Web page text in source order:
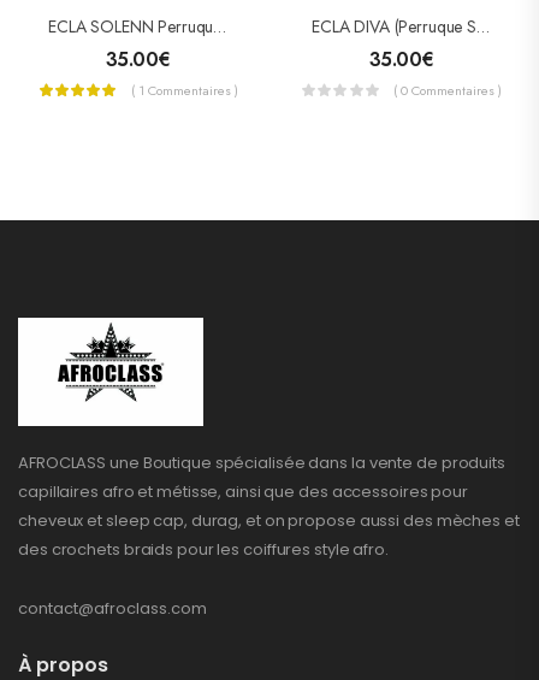
ECLA SOLENN Perruque Semi-Naturelle
35.00€
( 1 Commentaires )
ECLA DIVA (Perruque Semi-Naturelle)
35.00€
( 0 Commentaires )
AFROCLASS une Boutique spécialisée dans la vente de produits
capillaires afro et métisse, ainsi que des accessoires pour
cheveux et sleep cap, durag, et on propose aussi des mèches et
des crochets braids pour les coiffures style afro.
contact@afroclass.com
À propos